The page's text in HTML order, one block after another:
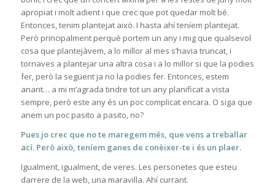
apropiat i molt adient i que crec que pot quedar molt bé.
Entonces, tenim plantejat això. I hasta ahí teníem plantejat.
Però principalment perquè portem un any i mig que qualsevol
cosa que plantejàvem, a lo millor al mes s’havia truncat, i
tornaves a plantejar una altra cosa i a lo millor si que la podies
fer, però la següent ja no la podies fer. Entonces, estem
anant… a mi m’agrada tindre tot un any planificat a vista
sempre, però este any és un poc complicat encara. O siga que
anem un poc pasito a pasito, no?
Pues jo crec que no te maregem més, que vens a treballar
ací. Però això, teníem ganes de conèixer-te i és un plaer.
Igualment, igualment, de veres. Les personetes que esteu
darrere de la web, una maravilla. Ahí currant.